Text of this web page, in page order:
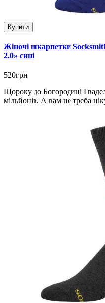
Купити
Жіночі шкарпетки
2.0» сині
520грн
Щороку до Богородиці
мільйонів. А вам не треба